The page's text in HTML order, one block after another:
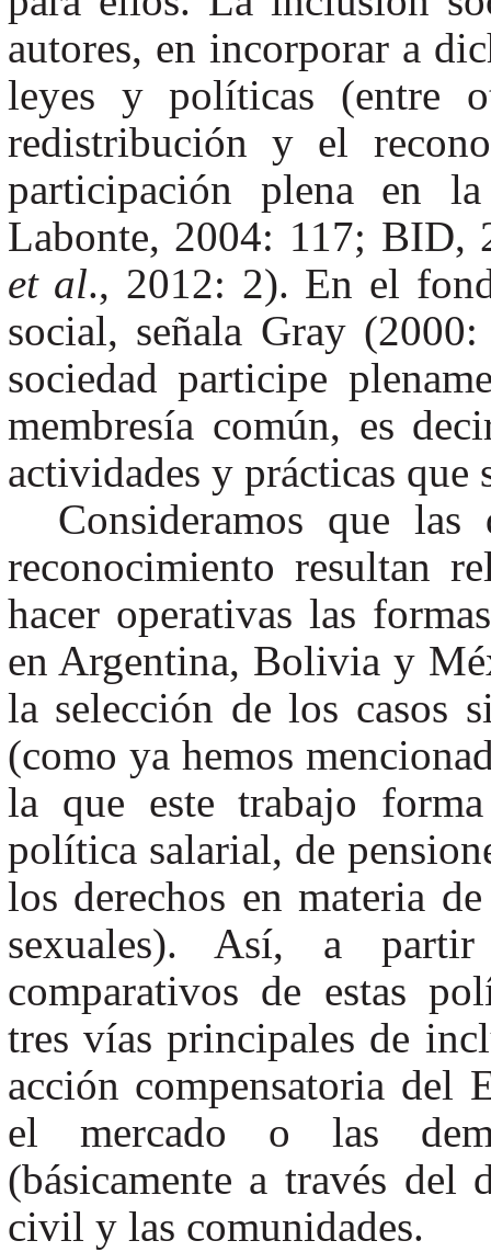
autores, en incorporar a
leyes y políticas (entre
redistribución y el
participación plena en
Labonte, 2004: 117; BID,
et al., 2012: 2). En el
social, señala Gray
sociedad participe
membresía común, es
actividades y prácticas que
Consideramos que
reconocimiento resultan
hacer operativas las
en Argentina, Bolivia y
la selección de los casos
(como ya hemos
la que este trabajo
política salarial, de
los derechos en materia
sexuales). Así, a
comparativos de estas
tres vías principales de
acción compensatoria del
el mercado o las
(básicamente a través del
civil y las comunidades.